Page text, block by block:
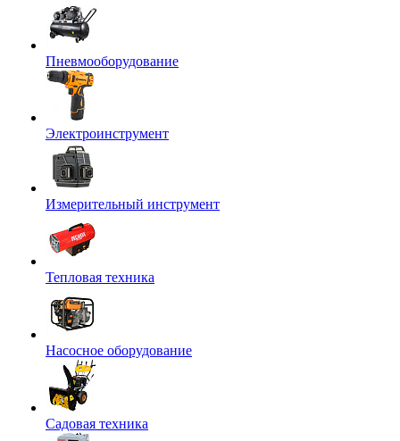
Пневмооборудование
Электроинструмент
Измерительный инструмент
Тепловая техника
Насосное оборудование
Садовая техника